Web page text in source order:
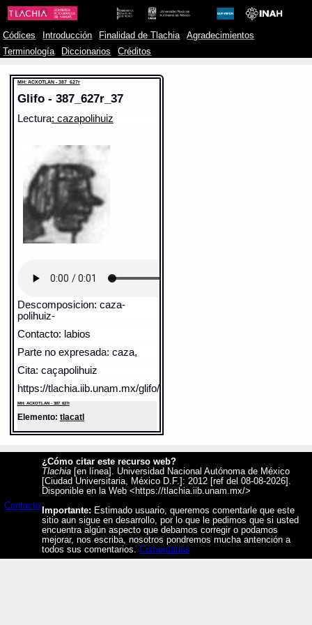
Códices Introducción Finalidad de Tlachia
Agradecimientos
Terminología
Diccionarios Créditos
MH: ACXOTLAN - 387_627r
Glifo - 387_627r_37
Lectura: cazapolihuiz
Descomposicion: caza-
polihuiz-
Contacto: labios
Parte no expresada: caza,
Cita: caçapolihuiz
https://tlachia.iib.unam.mx/glifo/387_627r_37
MH: ACXOTLAN - 387_627r
Elemento: tlacatl
Contacto
¿Cómo citar este recurso web?
Tlachia [en línea]. Universidad Nacional Autónoma de México
[Ciudad Universitaria, México D.F.]: 2012 [ref del 08-08-2026].
Disponible en la Web <https://tlachia.iib.unam.mx/>
Importante: Estimado usuario, queremos comentarle que este
sitio aun sigue en desarrollo, por lo que le pedimos que si usted
encuentra algún aspecto que debamos corregir o podamos
mejorar, nos escriba, nosotros pondremos mucha antención a
todos sus comentarios.Comentarios